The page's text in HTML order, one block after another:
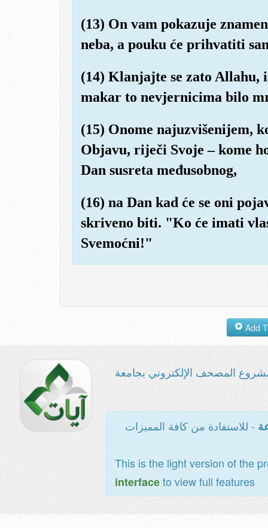
(13) On vam pokazuje
neba, a pouku će prihvatiti
(14) Klanjajte se zato
makar to nevjernicima bilo
(15) Onome najuzvišenijem,
Objavu, riječi Svoje – kome
Dan susreta međusobnog,
(16) na Dan kad će se oni
skriveno biti. "Ko će imati
Svemoćni!"
المصحف الإلكتروني بجامعة
- للاستفادة من كافة المميزات
This is the light version of the
interfaceto view full features